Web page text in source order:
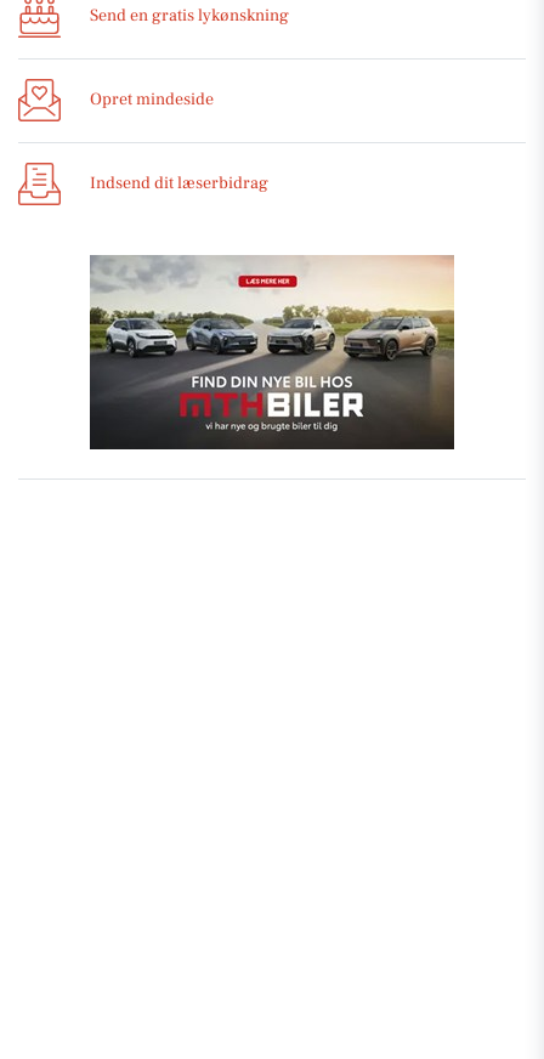
Send en gratis lykønskning
Opret mindeside
Indsend dit læserbidrag